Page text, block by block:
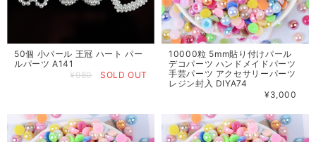
50個 小パール 王冠 ハート パー
ルパーツ A141
¥980
SOLD OUT
10000粒 5mm貼り付けパール
デコパーツ ハンドメイドパーツ
手芸パーツ アクセサリーパーツ
レジン封入 DIYA74
¥3,000